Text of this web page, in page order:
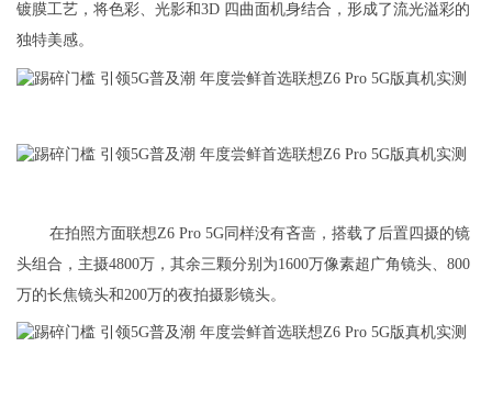
镀膜工艺，将色彩、光影和3D 四曲面机身结合，形成了流光溢彩的
独特美感。
在拍照方面联想Z6 Pro 5G同样没有吝啬，搭载了后置四摄的镜
头组合，主摄4800万，其余三颗分别为1600万像素超广角镜头、800
万的长焦镜头和200万的夜拍摄影镜头。